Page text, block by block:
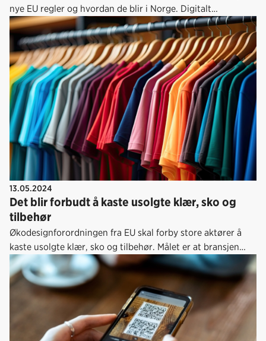
nye EU regler og hvordan de blir i Norge. Digitalt
produktpass, hvordan rapportere treverk og hud, samt hva
slags miljø-, kvalitet- og bærekraftsmerking skal man
velge?
13.05.2024
Det blir forbudt å kaste usolgte klær, sko og
tilbehør
Økodesignforordningen fra EU skal forby store aktører å
kaste usolgte klær, sko og tilbehør. Målet er at bransjen
beveger seg bort fra overproduksjon og redusere
avfallsmengden. Når regelverket blir en del av EØS-avtalen,
blir forbudet gjeldende også i Norge.